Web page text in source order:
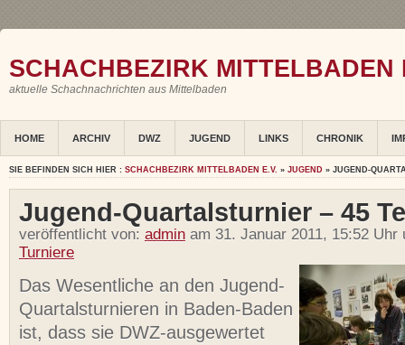
SCHACHBEZIRK MITTELBADEN
aktuelle Schachnachrichten aus Mittelbaden
HOME ARCHIV DWZ JUGEND LINKS CHRONIK
SIE BEFINDEN SICH HIER : SCHACHBEZIRK MITTELBADEN E.V. » JUGEND » JUGEND-
Jugend-Quartalsturnier – 45
veröffentlicht von: admin am 31. Januar 2011, 15:52
Turniere
Das Wesentliche an den Jugend-
Quartalsturnieren in Baden-Baden
ist, dass sie DWZ-ausgewertet